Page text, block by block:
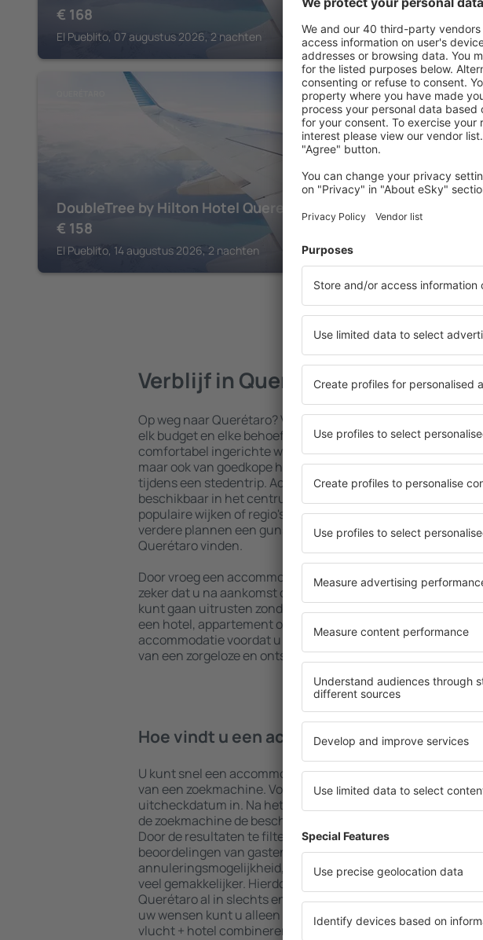
€ 168
El Pueblito, 07 augustus 2026, 2 nachten
181
El Pueblito, 07
DoubleTree by Hilton Hotel Queretaro
€ 158
El Pueblito, 14 augustus 2026, 2 nachten
QUERÉTARO
Bekijk
Verblijf in Querétaro
Op weg naar Querétaro? Vind een accommodatie geschikt
elk budget en elke behoefte. U kunt gebruik maken van ruim,
comfortabel ingerichte woningen met tal van voorzieningen
maar ook van goedkope hostels om meerdere dagen te
tijdens een stedentrip. Accommodaties in Querétaro zijn
beschikbaar in het centrum, vlakbij de luchthaven en in
populaire wijken of regio's. Hierdoor kunt u afhankelijk van
verdere plannen een gunstig gelegen accommodatie in
Querétaro vinden.
Door vroeg een accommodatie in Querétaro te boeken, weet
zeker dat u na aankomst op uw bestemming, met een gerust
kunt gaan uitrusten zonder dat u nog op zoek hoeft te gaan
een hotel, appartement of andere accommodatie. Boek uw
accommodatie voordat u Querétaro bezoekt en geniet
van een zorgeloze en ontspannen sfeer tijdens uw reis.
Hoe vindt u een accommodatie in
U kunt snel een accommodatie in Querétaro vinden met
van een zoekmachine. Voer uw bestemming en in- en
uitcheckdatum in. Na het kiezen van het aantal reizigers,
de zoekmachine de beschikbare accommodaties in
Door de resultaten te filteren op type faciliteit, het aantal
beoordelingen van gasten, afstand tot het centrum en gratis
annuleringsmogelijkheid, wordt het zoeken naar
veel gemakkelijker. Hierdoor kunt u uw accommodatie in
Querétaro al in slechts enkele minuten vinden. Afhankelijk
uw wensen kunt u alleen een accommodatie boeken of een
vlucht + hotel combineren.